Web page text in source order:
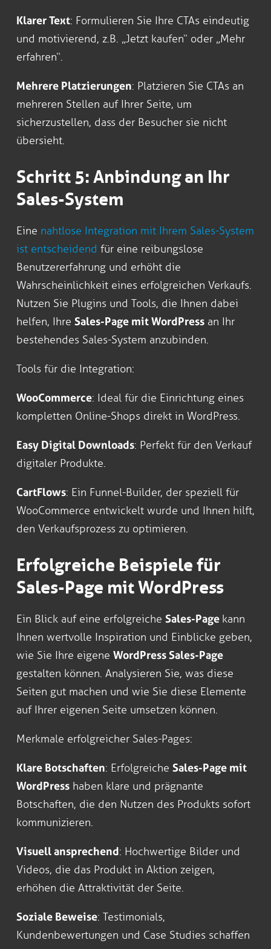
Klarer Text: Formulieren Sie Ihre CTAs eindeutig
und motivierend, z.B. „Jetzt kaufen“ oder „Mehr
erfahren“.
Mehrere Platzierungen: Platzieren Sie CTAs an
mehreren Stellen auf Ihrer Seite, um
sicherzustellen, dass der Besucher sie nicht
übersieht.
Schritt 5: Anbindung an Ihr
Sales-System
Eine nahtlose Integration mit Ihrem Sales-System
ist entscheidend für eine reibungslose
Benutzererfahrung und erhöht die
Wahrscheinlichkeit eines erfolgreichen Verkaufs.
Nutzen Sie Plugins und Tools, die Ihnen dabei
helfen, Ihre Sales-Page mit WordPress an Ihr
bestehendes Sales-System anzubinden.
Tools für die Integration:
WooCommerce: Ideal für die Einrichtung eines
kompletten Online-Shops direkt in WordPress.
Easy Digital Downloads: Perfekt für den Verkauf
digitaler Produkte.
CartFlows: Ein Funnel-Builder, der speziell für
WooCommerce entwickelt wurde und Ihnen hilft,
den Verkaufsprozess zu optimieren.
Erfolgreiche Beispiele für
Sales-Page mit WordPress
Ein Blick auf eine erfolgreiche Sales-Page kann
Ihnen wertvolle Inspiration und Einblicke geben,
wie Sie Ihre eigene WordPress Sales-Page
gestalten können. Analysieren Sie, was diese
Seiten gut machen und wie Sie diese Elemente
auf Ihrer eigenen Seite umsetzen können.
Merkmale erfolgreicher Sales-Pages:
Klare Botschaften: Erfolgreiche Sales-Page mit
WordPress haben klare und prägnante
Botschaften, die den Nutzen des Produkts sofort
kommunizieren.
Visuell ansprechend: Hochwertige Bilder und
Videos, die das Produkt in Aktion zeigen,
erhöhen die Attraktivität der Seite.
Soziale Beweise: Testimonials,
Kundenbewertungen und Case Studies schaffen